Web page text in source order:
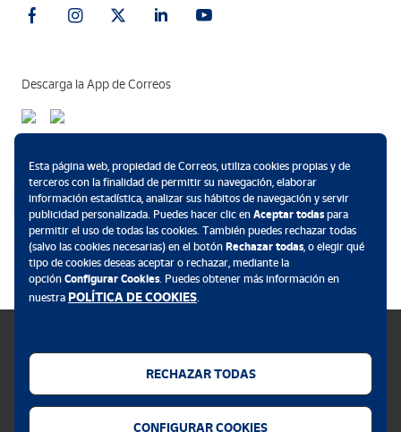
Descarga la App de Correos
Política de cookies
Esta página web, propiedad de Correos, utiliza cookies propias y de
terceros con la finalidad de permitir su navegación, elaborar
información estadística, analizar sus hábitos de navegación y servir
publicidad personalizada. Puedes hacer clic en Aceptar todaspara
permitir el uso de todas las cookies. También puedes rechazar todas
(salvo las cookies necesarias) en el botón Rechazar todas, o elegir qué
tipo de cookies deseas aceptar o rechazar, mediante la
opción Configurar Cookies. Puedes obtener más información en
nuestra POLÍTICA DE COOKIES.
RECHAZAR TODAS
CONFIGURAR COOKIES